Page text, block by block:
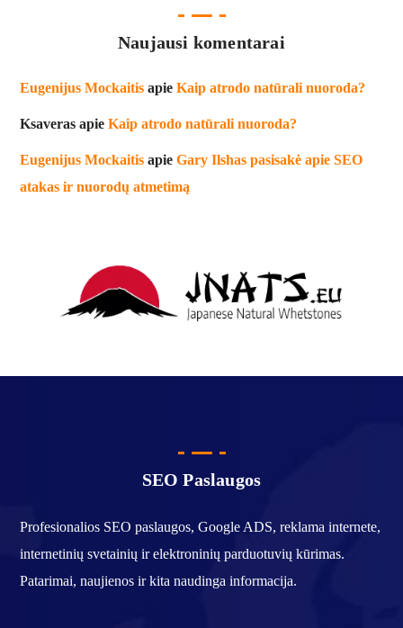
Naujausi komentarai
Eugenijus Mockaitis apieKaip atrodo natūrali nuoroda?
Ksaveras apieKaip atrodo natūrali nuoroda?
Eugenijus Mockaitis apieGary Ilshas pasisakė apie SEO
atakas ir nuorodų atmetimą
SEO Paslaugos
Profesionalios SEO paslaugos, Google ADS, reklama internete,
internetinių svetainių ir elektroninių parduotuvių kūrimas.
Patarimai, naujienos ir kita naudinga informacija.